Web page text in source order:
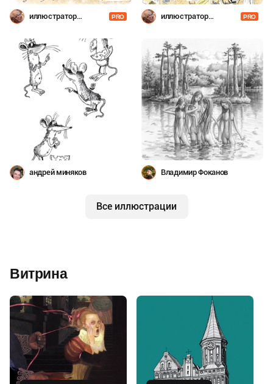
иллюстратор
PRO
иллюстратор
PRO
андрей миняков Владимир Фоканов
Все иллюстрации
Витрина
Купить Купить